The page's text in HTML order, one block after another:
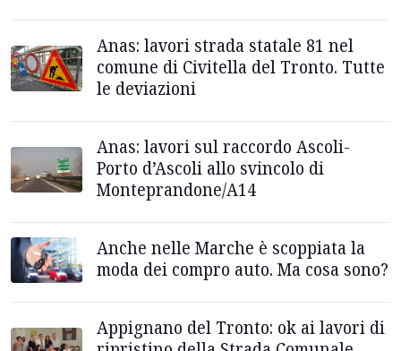
Anas: lavori strada statale 81 nel
comune di Civitella del Tronto. Tutte
le deviazioni
Anas: lavori sul raccordo Ascoli-
Porto d’Ascoli allo svincolo di
Monteprandone/A14
Anche nelle Marche è scoppiata la
moda dei compro auto. Ma cosa sono?
Appignano del Tronto: ok ai lavori di